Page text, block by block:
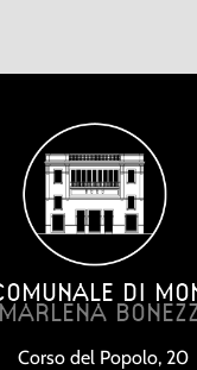
DI
MARLENA BONEZZI
Corso del Popolo, 20